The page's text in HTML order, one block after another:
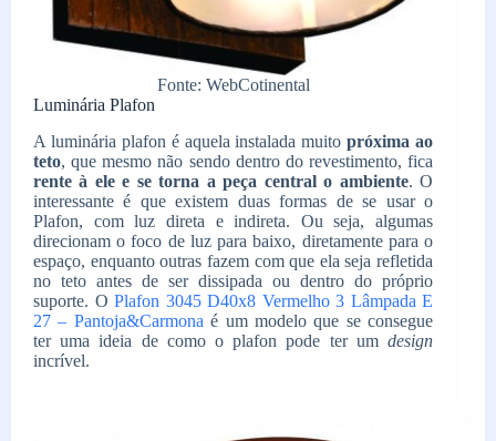
Fonte: WebCotinental
Luminária Plafon
A luminária plafon é aquela instalada muitopróxima ao
teto, que mesmo não sendo dentro do revestimento, fica
rente à ele e se torna a peça central o ambiente. O
interessante é que existem duas formas de se usar o
Plafon, com luz direta e indireta. Ou seja, algumas
direcionam o foco de luz para baixo, diretamente para o
espaço, enquanto outras fazem com que ela seja refletida
no teto antes de ser dissipada ou dentro do próprio
suporte. OPlafon 3045 D40x8 Vermelho 3 Lâmpada E
27 – Pantoja&Carmona é um modelo que se consegue
ter uma ideia de como o plafon pode ter umdesign
incrível.